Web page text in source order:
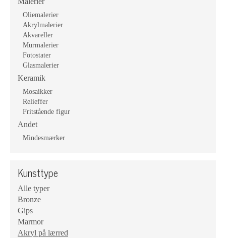
Oliemalerier
Akrylmalerier
Akvareller
Murmalerier
Fotostater
Glasmalerier
Keramik
Mosaikker
Relieffer
Fritstående figur
Andet
Mindesmærker
Kunsttype
Alle typer
Bronze
Gips
Marmor
Akryl på lærred